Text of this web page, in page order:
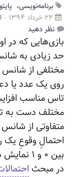
برنامه‌نویسی
۲۲ خرداد ۱۳۹۴
-
نظر دهید
بازی‌هایی که در
حد زیادی به
مختلفی از شانس
روی یک عدد یا
تاس مناسب
مختلف دست به
متفاوتی از
احتمالِ وقوعِ یک
بین ۰ و
در مبحث